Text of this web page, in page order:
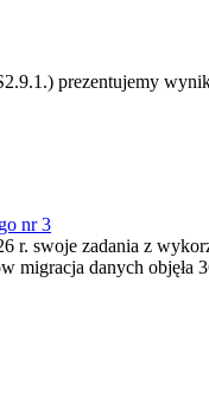
prezentujemy
nr 3
swoje zadania z
danych